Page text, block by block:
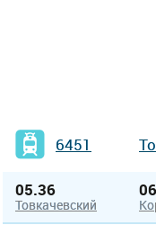
6451
05.36
Товкачевский